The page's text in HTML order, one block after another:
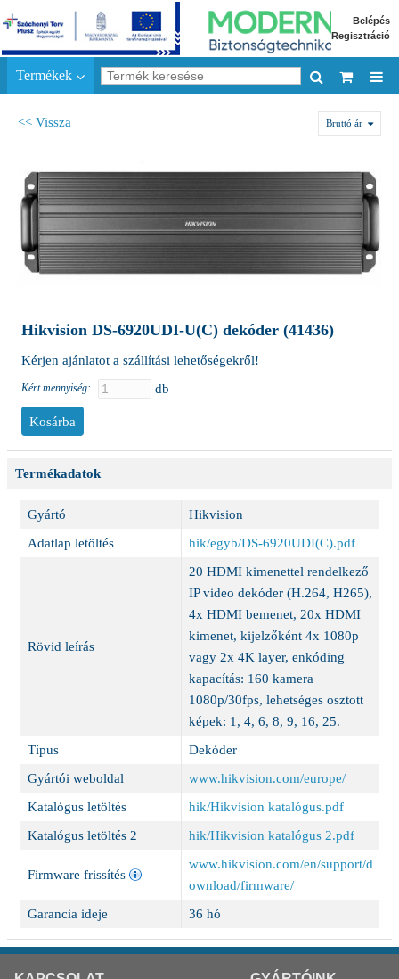
Belépés
Regisztráció
Termékek
<< Vissza Bruttó ár
Hikvision DS-6920UDI-U(C) dekóder (41436)
Kérjen ajánlatot a szállítási lehetőségekről!
Kért mennyiség: db
Termékadatok
Gyártó
Hikvision
Adatlap letöltés
hik/egyb/DS-6920UDI(C).pdf
Rövid leírás
20 HDMI kimenettel rendelkező
IP video dekóder (H.264, H265),
4x HDMI bemenet, 20x HDMI
kimenet, kijelzőként 4x 1080p
vagy 2x 4K layer, enkóding
kapacítás: 160 kamera
1080p/30fps, lehetséges osztott
képek: 1, 4, 6, 8, 9, 16, 25.
Típus
Dekóder
Gyártói weboldal
www.hikvision.com/europe/
Katalógus letöltés
hik/Hikvision katalógus.pdf
Katalógus letöltés 2
hik/Hikvision katalógus 2.pdf
Firmware frissítés
www.hikvision.com/en/support/d
ownload/firmware/
Garancia ideje
36 hó